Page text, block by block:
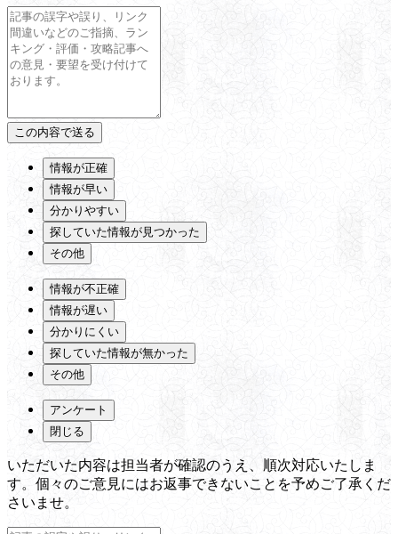
情報が正確
情報が早い
分かりやすい
探していた情報が見つかった
その他
情報が不正確
情報が遅い
分かりにくい
探していた情報が無かった
その他
アンケート
閉じる
いただいた内容は担当者が確認のうえ、順次対応いたしま
す。個々のご意見にはお返事できないことを予めご了承くだ
さいませ。